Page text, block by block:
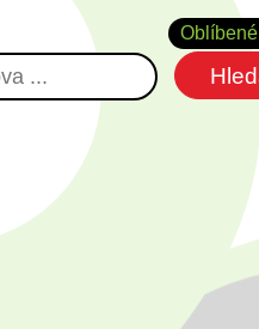
Oblíbené